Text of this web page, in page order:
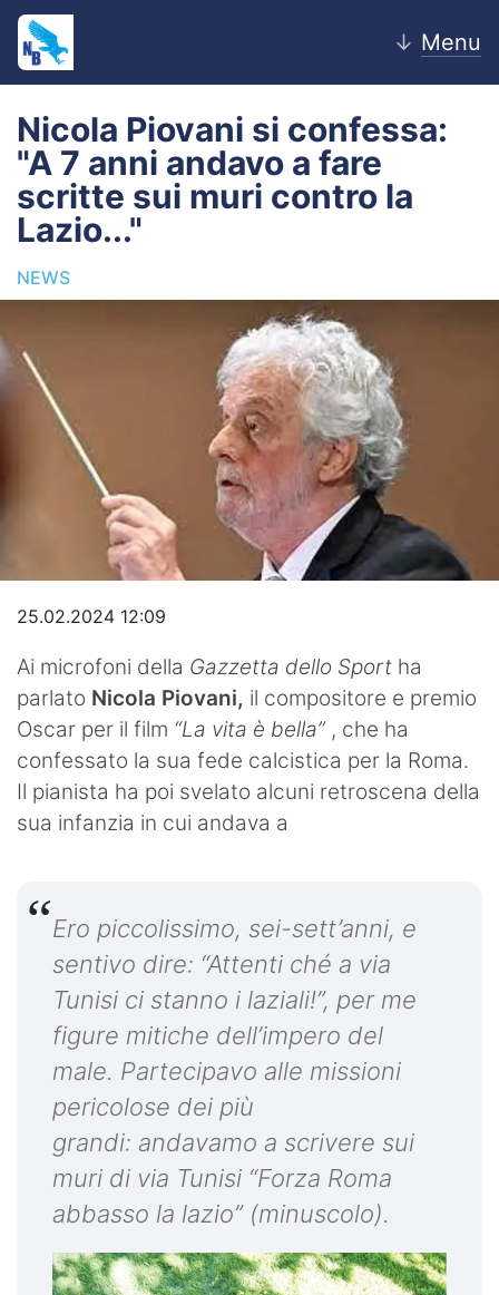
↓ Menu
Home
News
Editoriale
Settore Giovanile
Lazio Women
Calciomercato
Nicola Piovani si confessa:
"A 7 anni andavo a fare
scritte sui muri contro la
Lazio..."
NEWS
25.02.2024 12:09
Ai microfoni della Gazzetta dello Sport ha
parlato Nicola Piovani, il compositore e premio
Oscar per il film “La vita è bella” , che ha
confessato la sua fede calcistica per la Roma.
Il pianista ha poi svelato alcuni retroscena della
sua infanzia in cui andava a
Ero piccolissimo, sei-sett’anni, e
sentivo dire: “Attenti ché a via
Tunisi ci stanno i laziali!”, per me
figure mitiche dell’impero del
male. Partecipavo alle missioni
pericolose dei più
grandi: andavamo a scrivere sui
muri di via Tunisi “Forza Roma
abbasso la lazio” (minuscolo).